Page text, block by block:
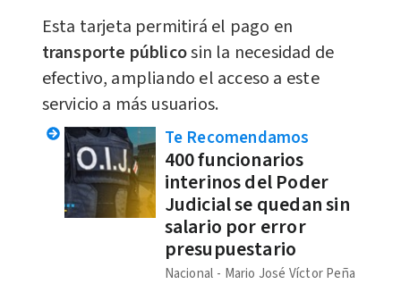
Esta tarjeta permitirá el pago en
transporte públicosin la necesidad de
efectivo, ampliando el acceso a este
servicio a más usuarios.
Te Recomendamos
400 funcionarios
interinos del Poder
Judicial se quedan sin
salario por error
presupuestario
Nacional Mario José Víctor Peña